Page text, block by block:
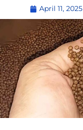
April 11, 2025